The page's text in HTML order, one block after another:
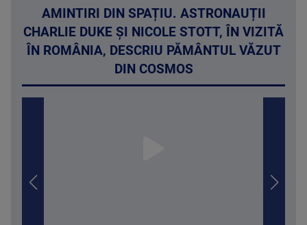
AMINTIRI DIN SPAȚIU. ASTRONAUȚII
CHARLIE DUKE ȘI NICOLE STOTT, ÎN VIZITĂ
ÎN ROMÂNIA, DESCRIU PĂMÂNTUL VĂZUT
DIN COSMOS